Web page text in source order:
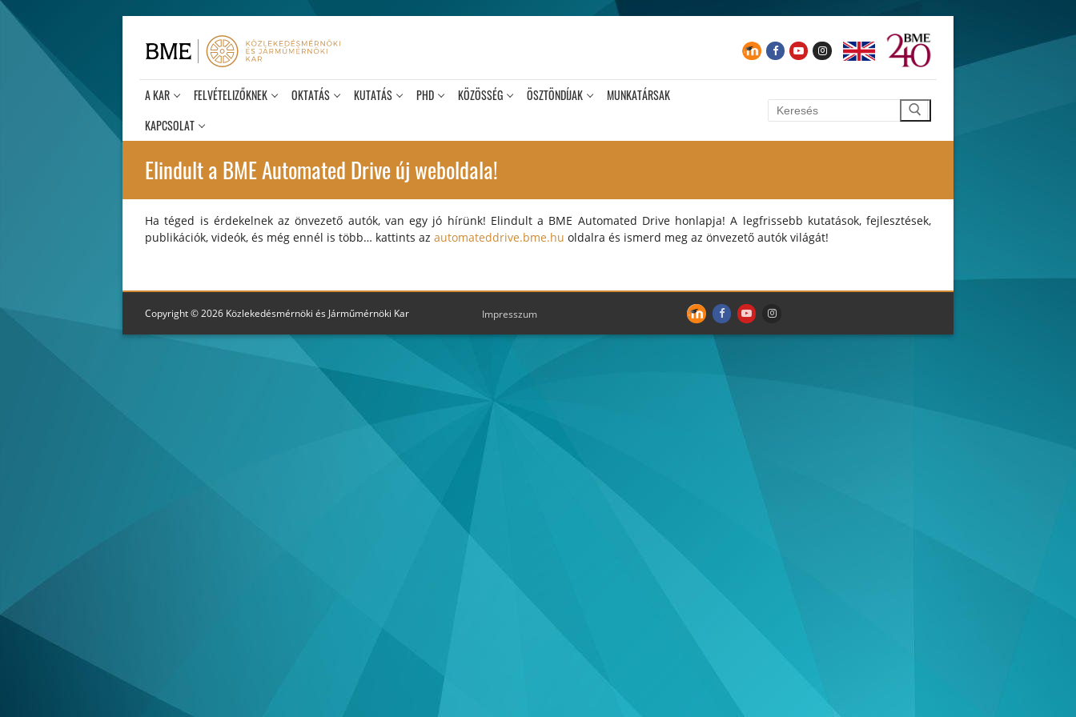
tartalomra
A KAR FELVÉTELIZŐKNEK OKTATÁS KUTATÁS PHD KÖZÖSSÉG ÖSZTÖNDÍJAK
MUNKATÁRSAK
KAPCSOLAT
Keresése:
Elindult a BME Automated Drive új weboldala!
Ha téged is érdekelnek az önvezető autók, van egy jó hírünk! Elindult a BME Automated Drive honlapja! A legfrissebb kutatások, fejlesztések,
publikációk, videók, és még ennél is több… kattints az automateddrive.bme.hu oldalra és ismerd meg az önvezető autók világát!
Copyright © 2026 Közlekedésmérnöki és Járműmérnöki Kar Impresszum